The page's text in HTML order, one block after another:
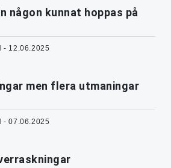
någon kunnat hoppas på
- 12.06.2025
men flera utmaningar
- 07.06.2025